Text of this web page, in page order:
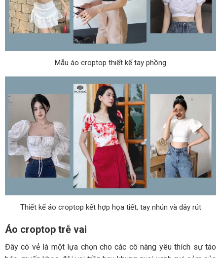
Mẫu áo croptop thiết kế tay phồng
Thiết kế áo croptop kết hợp họa tiết, tay nhún và dây rút
Áo croptop trễ vai
Đây có vẻ là một lựa chọn cho các cô nàng yêu thích sự táo